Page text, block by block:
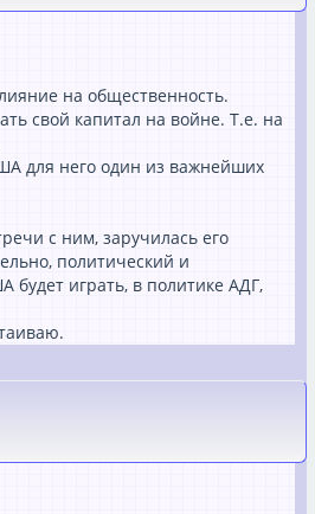
на общественность.
свой капитал на войне. Т.е. на
для него один из важнейших
с ним, заручилась его
политический и
будет играть, в политике АДГ,